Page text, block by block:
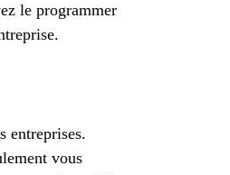
le programmer
entreprises.
vous